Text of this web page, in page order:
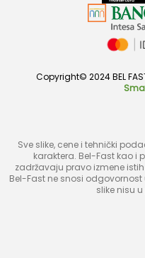
Copyright© 2024 BEL
Sve slike, cene i tehnički
karaktera. Bel-Fast kao i
zadržavaju pravo izmene
Bel-Fast ne snosi odgovornost
slike nisu